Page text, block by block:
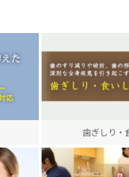
歯ぎしり・